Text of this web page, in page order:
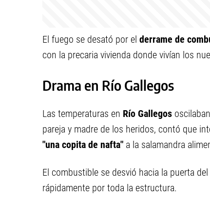
El fuego se desató por el derrame de
con la precaria vivienda donde vivían los
Drama en Río Gallegos
Las temperaturas en Río Gallegos
pareja y madre de los heridos, contó que
"una copita de nafta" a la salamandra
El combustible se desvió hacia la puerta
rápidamente por toda la estructura.